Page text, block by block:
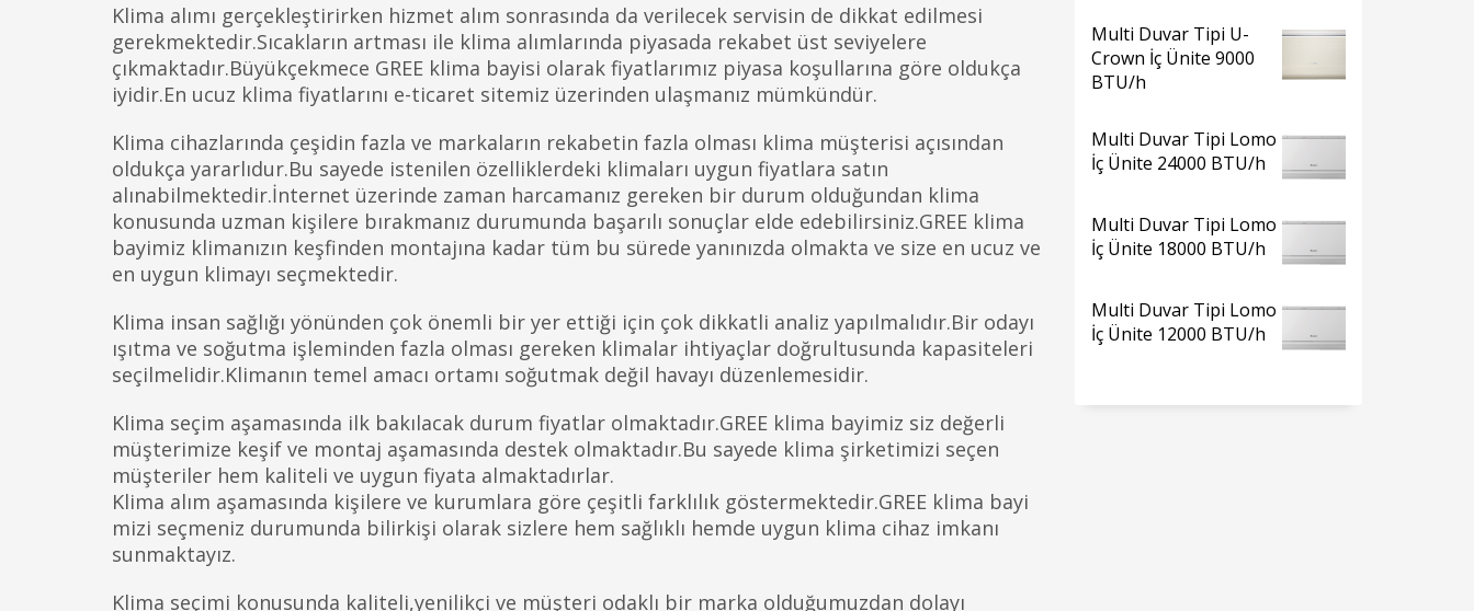
Klima alımı gerçekleştirirken hizmet alım sonrasında da verilecek servisin de dikkat edilmesi
gerekmektedir.Sıcakların artması ile klima alımlarında piyasada rekabet üst seviyelere
çıkmaktadır.Büyükçekmece GREE klima bayisi olarak fiyatlarımız piyasa koşullarına göre oldukça
iyidir.En ucuz klima fiyatlarını e-ticaret sitemiz üzerinden ulaşmanız mümkündür.
Klima cihazlarında çeşidin fazla ve markaların rekabetin fazla olması klima müşterisi açısından
oldukça yararlıdur.Bu sayede istenilen özelliklerdeki klimaları uygun fiyatlara satın
alınabilmektedir.İnternet üzerinde zaman harcamanız gereken bir durum olduğundan klima
konusunda uzman kişilere bırakmanız durumunda başarılı sonuçlar elde edebilirsiniz.GREE klima
bayimiz klimanızın keşfinden montajına kadar tüm bu sürede yanınızda olmakta ve size en ucuz ve
en uygun klimayı seçmektedir.
Klima insan sağlığı yönünden çok önemli bir yer ettiği için çok dikkatli analiz yapılmalıdır.Bir odayı
ışıtma ve soğutma işleminden fazla olması gereken klimalar ihtiyaçlar doğrultusunda kapasiteleri
seçilmelidir.Klimanın temel amacı ortamı soğutmak değil havayı düzenlemesidir.
Klima seçim aşamasında ilk bakılacak durum fiyatlar olmaktadır.GREE klima bayimiz siz değerli
müşterimize keşif ve montaj aşamasında destek olmaktadır.Bu sayede klima şirketimizi seçen
müşteriler hem kaliteli ve uygun fiyata almaktadırlar.
Klima alım aşamasında kişilere ve kurumlara göre çeşitli farklılık göstermektedir.GREE klima bayi
mizi seçmeniz durumunda bilirkişi olarak sizlere hem sağlıklı hemde uygun klima cihaz imkanı
sunmaktayız.
Klima seçimi konusunda kaliteli,yenilikçi ve müşteri odaklı bir marka olduğumuzdan dolayı
Multi Duvar Tipi U-
Crown İç Ünite 9000
BTU/h
Multi Duvar Tipi Lomo
İç Ünite 24000 BTU/h
Multi Duvar Tipi Lomo
İç Ünite 18000 BTU/h
Multi Duvar Tipi Lomo
İç Ünite 12000 BTU/h